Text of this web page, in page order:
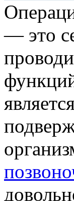
— этo